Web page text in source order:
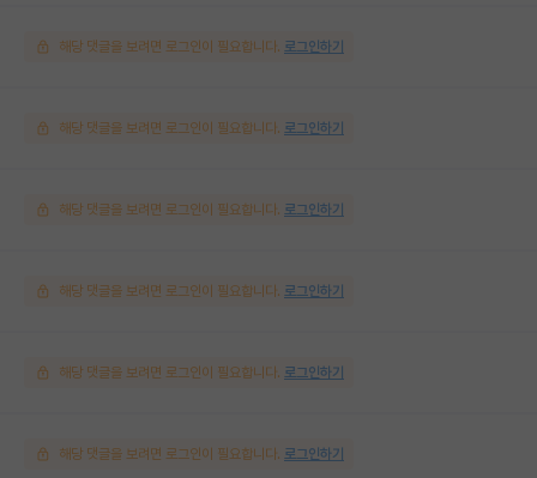
해당 댓글을 보려면 로그인이 필요합니다. 로그인하기
해당 댓글을 보려면 로그인이 필요합니다. 로그인하기
해당 댓글을 보려면 로그인이 필요합니다. 로그인하기
해당 댓글을 보려면 로그인이 필요합니다. 로그인하기
해당 댓글을 보려면 로그인이 필요합니다. 로그인하기
해당 댓글을 보려면 로그인이 필요합니다. 로그인하기